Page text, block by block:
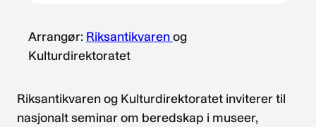
Arrangør: Riksantikvarenog
Kulturdirektoratet
Riksantikvaren og Kulturdirektoratet inviterer til
nasjonalt seminar om beredskap i museer,